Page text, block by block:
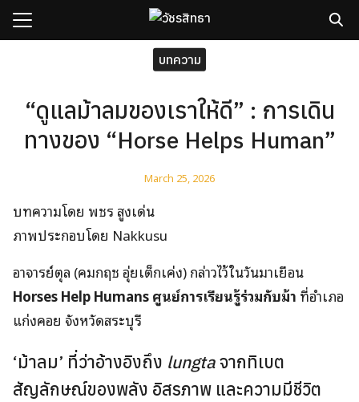
Skip
า
บทความ
“ดูแลม้าลมของเราให้ดี” : การเดิน
ทางของ “Horse Helps Human”
March 25, 2026
บทความโดย พชร สูงเด่น
ภาพประกอบโดย Nakkusu
อาจารย์ตุล (คมกฤช อุ่ยเต็กเค่ง) กล่าวไว้ในวันมาเยือน
Horses Help Humans ศูนย์การเรียนรู้ร่วมกับม้า ที่อำเภอ
แก่งคอย จังหวัดสระบุรี
‘ม้าลม’ ที่ว่าอ้างอิงถึง lungtaจากทิเบต
สัญลักษณ์ของพลัง อิสรภาพ และความมีชีวิต